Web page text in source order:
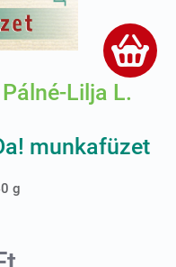
Lilja L.
munkafüzet
g